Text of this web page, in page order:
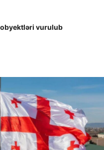
vurulub